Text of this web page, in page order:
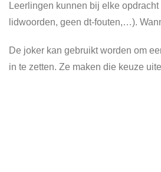
Leerlingen kunnen bij elke
lidwoorden, geen dt-fouten,…).
De joker kan gebruikt worden om
in te zetten. Ze maken die keuze